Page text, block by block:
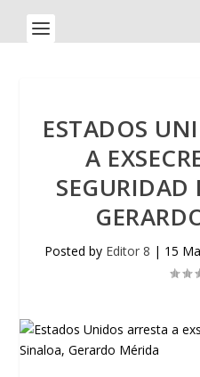
ESTADOS
A
Posted by Editor 8 | 15